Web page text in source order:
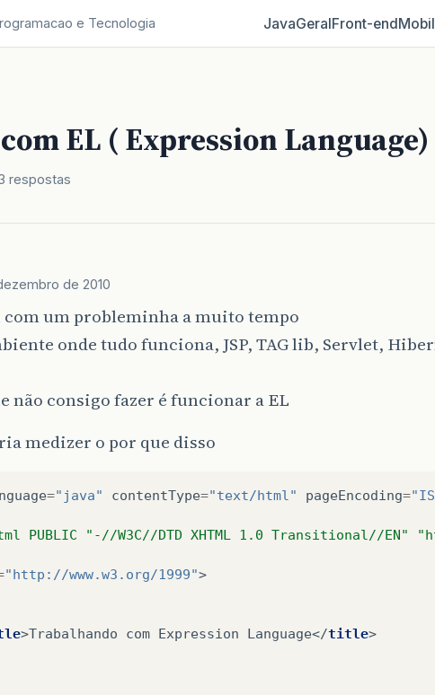
e Tecnologia JavaGeralFront‑end
EL ( Expression Language)
respostas
de 2010
com um probleminha a muito tempo
onde tudo funciona, JSP, TAG lib, Servlet,
não consigo fazer é funcionar a EL
medizer o por que disso
="java" contentType="text/html" pageEncoding=
html PUBLIC "-//W3C//DTD XHTML 1.0 Transitional//
"http://www.w3.org/1999">
>Trabalhando com Expression Language</title>